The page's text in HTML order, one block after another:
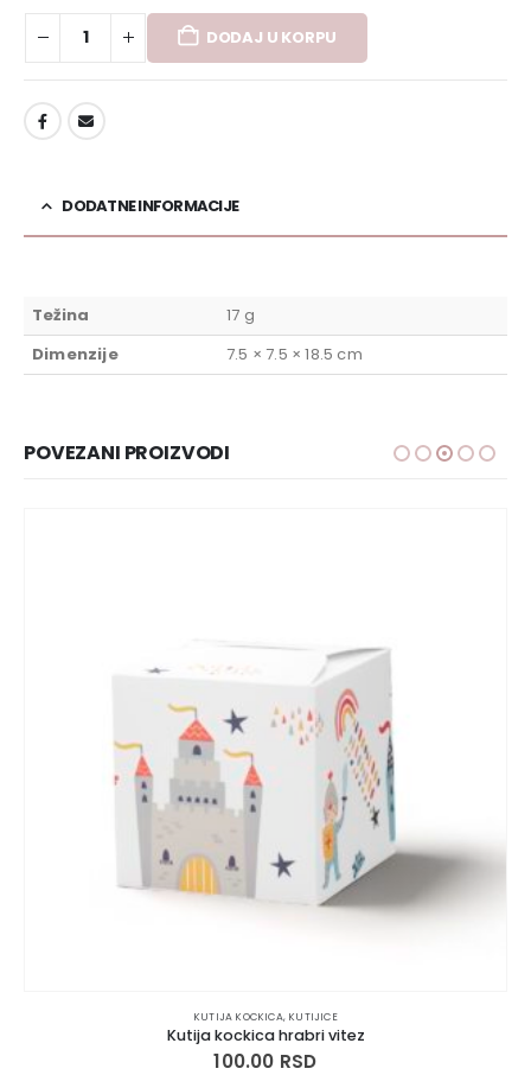
DODAJ U KORPU
DODATNE INFORMACIJE
Težina
17 g
Dimenzije
7.5 × 7.5 × 18.5 cm
POVEZANI PROIZVODI
KUTIJA KOCKICA, KUTIJICE
Kutija kockica hrabri vitez
100.00 RSD